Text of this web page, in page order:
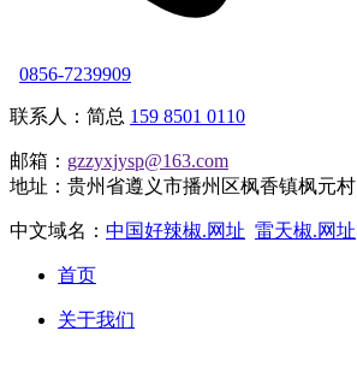
0856-7239909
联系人：简总 159 8501 0110
邮箱： gzzyxjysp@163.com
地址：贵州省遵义市播州区枫香镇枫元村
中文域名： 中国好辣椒.网址 雷天椒.网址
首页
关于我们